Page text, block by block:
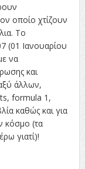
οποίο χτίζουν
Το
(01 Ιανουαρίου
να
και
άλλων,
formula 1,
καθώς και για
κόσμο (τα
γιατί)!